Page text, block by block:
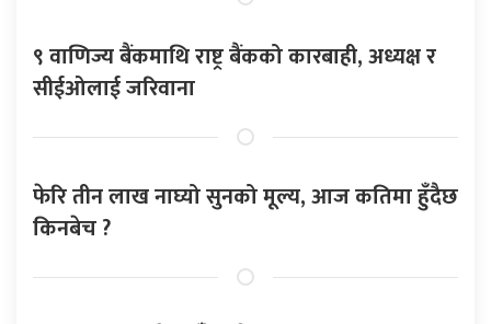
९ वाणिज्य बैंकमाथि राष्ट्र बैंकको कारबाही, अध्यक्ष र
सीईओलाई जरिवाना
फेरि तीन लाख नाघ्यो सुनको मूल्य, आज कतिमा हुँदैछ
किनबेच ?